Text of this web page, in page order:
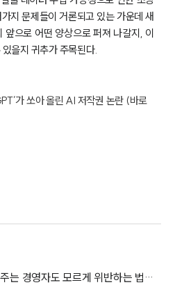
지 문제들이 거론되고 있는 가운데 새
으로 어떤 양상으로 퍼져 나갈지, 이
을지 귀추가 주목된다.
가 쏘아 올린 AI 저작권 논란 (바로
기업법무 특화 변호사가 알려주는 경영자도 모르게 위반하는 법률리스크